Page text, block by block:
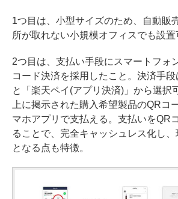
1つ目は、小型サイズのため、自動販
所が取れない小規模オフィスでも設置
2つ目は、支払い手段にスマートフォ
コード決済を採用したこと。決済手段
と「楽天ペイ(アプリ決済)」から選択
上に掲示された購入希望製品のQRコ
マホアプリで支払える。支払いをQR
ることで、完全キャッシュレス化し
となる点も特徴。